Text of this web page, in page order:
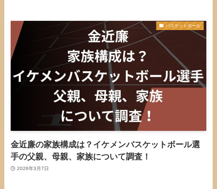
バスケットボール
金近廉の家族構成は？イケメンバスケットボール選
手の父親、母親、家族について調査！
2026年3月7日